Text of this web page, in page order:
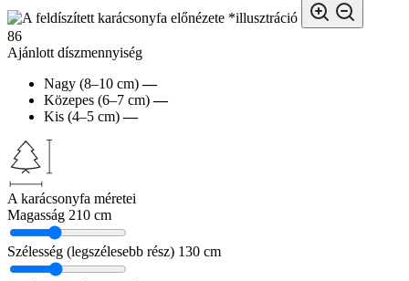
*illusztráció
86
Ajánlott díszmennyiség
Nagy (8–10 cm) —
Közepes (6–7 cm) —
Kis (4–5 cm) —
A karácsonyfa méretei
Magasság 210 cm
Szélesség (legszélesebb rész) 130 cm